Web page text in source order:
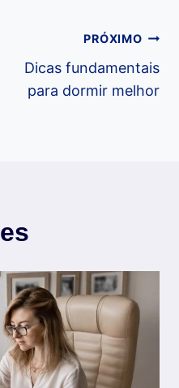
PRÓXIMO
Dicas fundamentais
para dormir melhor